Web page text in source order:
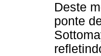
Deste
ponte